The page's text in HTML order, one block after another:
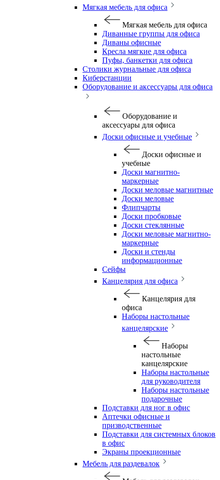
Мягкая мебель для офиса
Мягкая мебель для офиса
Диванные группы для офиса
Диваны офисные
Кресла мягкие для офиса
Пуфы, банкетки для офиса
Столики журнальные для офиса
Киберстанции
Оборудование и аксессуары для офиса
Оборудование и
аксессуары для офиса
Доски офисные и учебные
Доски офисные и
учебные
Доски магнитно-
маркерные
Доски меловые магнитные
Доски меловые
Флипчарты
Доски пробковые
Доски стеклянные
Доски меловые магнитно-
маркерные
Доски и стенды
информационные
Сейфы
Канцелярия для офиса
Канцелярия для
офиса
Наборы настольные
канцелярские
Наборы
настольные
канцелярские
Наборы настольные
для руководителя
Наборы настольные
подарочные
Подставки для ног в офис
Аптечки офисные и
призводственные
Подставки для системных блоков
в офис
Экраны проекционные
Мебель для раздевалок